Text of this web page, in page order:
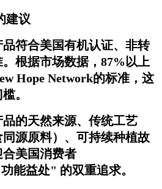
建议
符合美国有机认证、非转
根据市场数据，87%以上
Hope Network的标准，这
。
的天然来源、传统工艺
同源原料）、可持续种植故
美国消费者
能益处" 的双重追求。